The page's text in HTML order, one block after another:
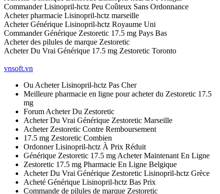
Commander Lisinopril-hctz Peu Coûteux Sans Ordonnance
Acheter pharmacie Lisinopril-hctz marseille
Acheter Générique Lisinopril-hctz Royaume Uni
Commander Générique Zestoretic 17.5 mg Pays Bas
Acheter des pilules de marque Zestoretic
Acheter Du Vrai Générique 17.5 mg Zestoretic Toronto
vnsoft.vn
Ou Acheter Lisinopril-hctz Pas Cher
Meilleure pharmacie en ligne pour acheter du Zestoretic 17.5
mg
Forum Acheter Du Zestoretic
Acheter Du Vrai Générique Zestoretic Marseille
Acheter Zestoretic Contre Remboursement
17.5 mg Zestoretic Combien
Ordonner Lisinopril-hctz À Prix Réduit
Générique Zestoretic 17.5 mg Acheter Maintenant En Ligne
Zestoretic 17.5 mg Pharmacie En Ligne Belgique
Acheter Du Vrai Générique Zestoretic Lisinopril-hctz Grèce
Acheté Générique Lisinopril-hctz Bas Prix
Commande de pilules de marque Zestoretic